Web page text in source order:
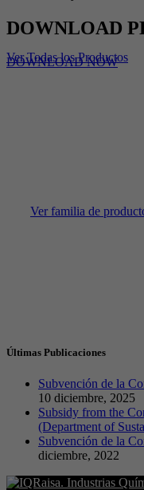
DOWNLOAD
DOWNLOAD NOW
Ver Todas los Productos
Ver familia de
Últimas Publicaciones
Subvención de la
10 diciembre, 2025
Subsidy from the
(Department of
Subvención de la
diciembre, 2022